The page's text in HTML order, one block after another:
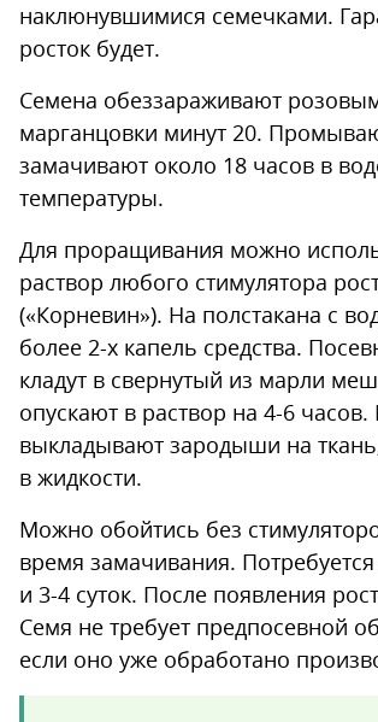
наклюнувшимися семечками.
росток будет.
Семена обеззараживают
марганцовки минут 20.
замачивают около 18 часов в
температуры.
Для проращивания можно
раствор любого стимулятора
(«Корневин»). На полстакана с
более 2-х капель средства.
кладут в свернутый из марли
опускают в раствор на 4-6 часов.
выкладывают зародыши на
в жидкости.
Можно обойтись без
время замачивания.
и 3-4 суток. После появления
Семя не требует предпосевной
если оно уже обработано